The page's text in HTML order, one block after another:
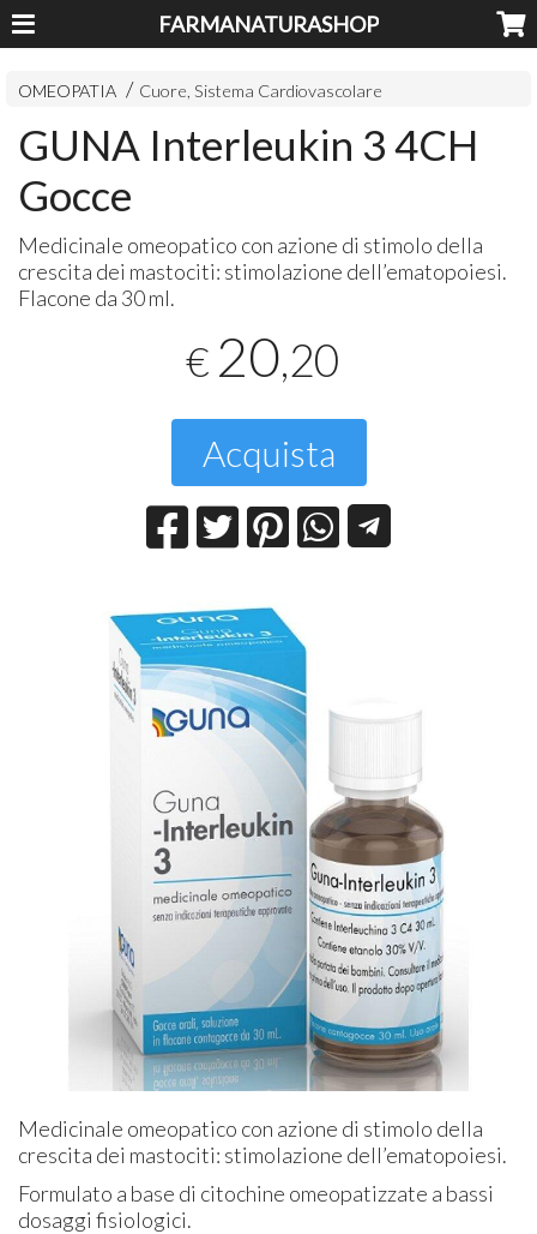
FARMANATURASHOP
OMEOPATIA Cuore, Sistema Cardiovascolare
GUNA Interleukin 3 4CH
Gocce
Medicinale omeopatico con azione di stimolo della
crescita dei mastociti: stimolazione dell’ematopoiesi.
Flacone da 30 ml.
€ 20,20
Acquista
Medicinale omeopatico con azione di stimolo della
crescita dei mastociti: stimolazione dell’ematopoiesi.
Formulato a base di citochine omeopatizzate a bassi
dosaggi fisiologici.